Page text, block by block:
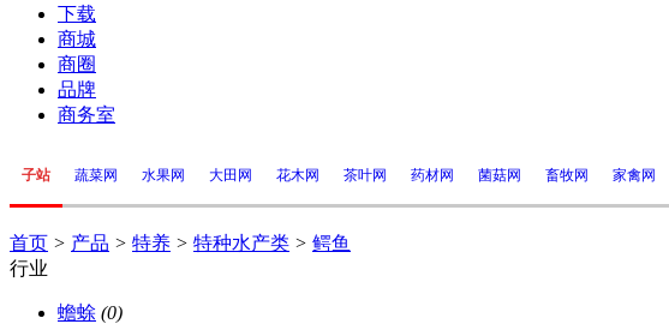
下载
商城
商圈
品牌
商务室
子站 蔬菜网 水果网 大田网 花木网 茶叶网 药材网 菌菇网 畜牧网 家禽网
首页 > 产品 > 特养 > 特种水产类 > 鳄鱼
行业
蟾蜍 (0)